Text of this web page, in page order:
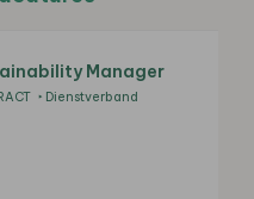
Manager
Dienstverband